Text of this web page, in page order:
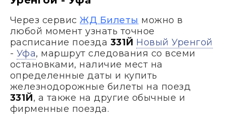
Через сервисЖД Билеты можно в
любой момент узнать точное
расписание поезда 331Й Новый Уренгой
- Уфа, маршрут следования со всеми
остановками, наличие мест на
определенные даты и купить
железнодорожные билеты на поезд
331Й, а также на другие обычные и
фирменные поезда.